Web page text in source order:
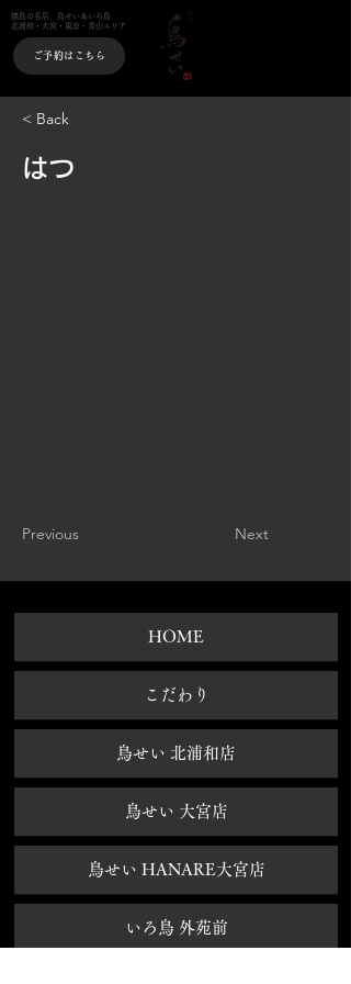
焼鳥の名店 鳥せい＆いろ鳥
北浦和・大宮・東京・青山エリア
ご予約はこちら
< Back
はつ
Previous Next
HOME
​こだわり
鳥せい 北浦和店
鳥せい 大宮店
鳥せい HANARE大宮店
いろ鳥 外苑前